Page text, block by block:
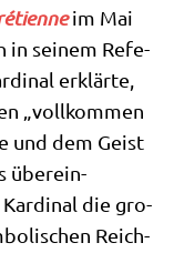
im Mai
in sei­nem Refe­
erklär­te,
„voll­kom­men
und dem Geist
über­ein­
Kar­di­nal die gro­
Reich­